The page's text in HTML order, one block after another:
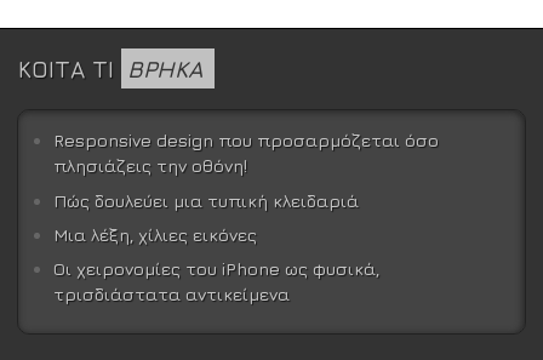
ΚΟΙΤΑ ΤΙ ΒΡΗΚΑ
Responsive design που προσαρμόζεται όσο
πλησιάζεις την οθόνη!
Πώς δουλεύει μια τυπική κλειδαριά
Μια λέξη, χίλιες εικόνες
Οι χειρονομίες του iPhone ως φυσικά,
τρισδιάστατα αντικείμενα